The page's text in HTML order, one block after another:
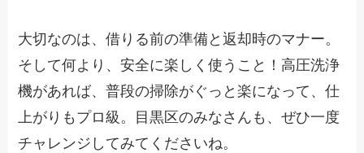
大切なのは、借りる前の準備と返却時のマナー。
そして何より、安全に楽しく使うこと！高圧洗浄
機があれば、普段の掃除がぐっと楽になって、仕
上がりもプロ級。目黒区のみなさんも、ぜひ一度
チャレンジしてみてくださいね。